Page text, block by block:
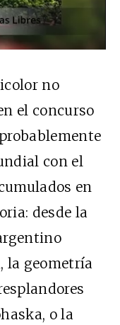
no
el concurso
con el
en
desde la
la geometría
o la